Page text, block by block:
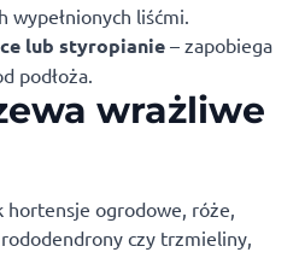
wypełnionych liśćmi.
lub styropianie – zapobiega
podłoża.
wrażliwe
ogrodowe, róże,
czy trzmieliny,